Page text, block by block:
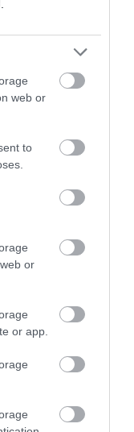
web or
to
or
or app.
készülő
szól, aki egyedül
Első körben
ösztöneit
őslakos állataival,
árva kisliba iránt
filmje,
Roz hangját
Fekete Párduc